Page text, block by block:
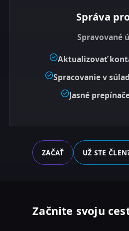
Správa
Spravované
Aktualizovať
Spracovanie v
Jasné
ZAČAŤ UŽ STE
Začnite svoju